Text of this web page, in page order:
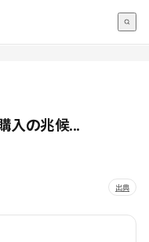
入の兆候...
出典